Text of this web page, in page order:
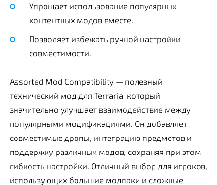
Упрощает использование популярных
контентных модов вместе.
Позволяет избежать ручной настройки
совместимости.
Assorted Mod Compatibility — полезный
технический мод для Terraria, который
значительно улучшает взаимодействие между
популярными модификациями. Он добавляет
совместимые дропы, интеграцию предметов и
поддержку различных модов, сохраняя при этом
гибкость настройки. Отличный выбор для игроков,
использующих большие модпаки и сложные